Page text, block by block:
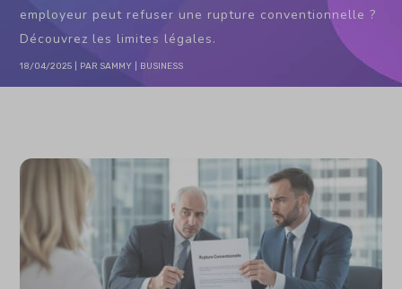
employeur peut refuser une rupture conventionnelle ?
Découvrez les limites légales.
18/04/2025 PAR SAMMY BUSINESS